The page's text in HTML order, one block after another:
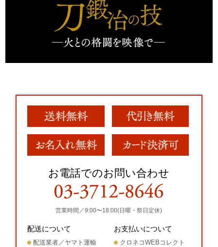
お電話でのお問い合わせ
営業時間／9:00〜18:00(日曜・祭日定休)
配送について
配送業者／ヤマト運輸
お支払いについて
クロネコWEBコレクト